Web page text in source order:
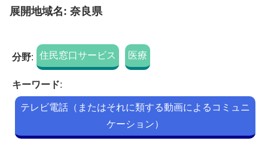
展開地域名: 奈良県
分野: 住民窓口サービス 医療
キーワード:
テレビ電話（またはそれに類する動画によるコミュニ
ケーション）